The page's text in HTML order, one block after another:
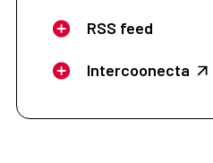
RSS feed
Intercoonecta